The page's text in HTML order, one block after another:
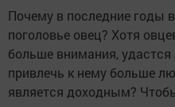
Почему в последние годы
поголовье овец? Хотя
больше внимания,
привлечь к нему больше
является доходным?